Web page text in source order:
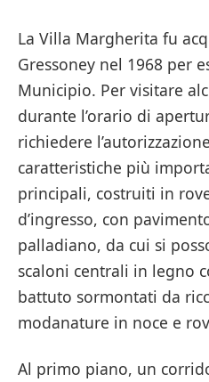
La Villa Margherita fu
Gressoney nel 1968 per
Municipio. Per visitare
durante l’orario di
richiedere
caratteristiche più
principali, costruiti in
d’ingresso, con
palladiano, da cui si
scaloni centrali in legno
battuto sormontati da
modanature in noce e
Al primo piano, un